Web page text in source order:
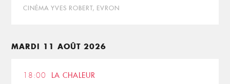
CINÉMA YVES ROBERT, EVRON
MARDI 11 AOÛT 2026
18:00 LA CHALEUR